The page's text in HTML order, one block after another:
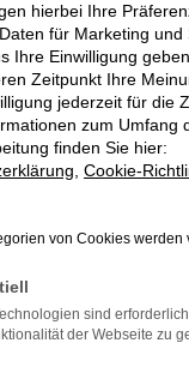
Error
ist ein Fehler
paar Tipps, die dir
deine Firewall
Webseiten, zum
Erweiterungen, wie
das Laden
Funktioniert die
hierbei Ihre
für Marketing und
Ihre Einwilligung
Zeitpunkt Ihre
jederzeit für die
zum Umfang
finden Sie hier:
Cookie-
von Cookies werden
sind
der Webseite zu